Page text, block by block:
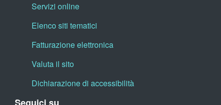
Servizi online
Elenco siti tematici
Fatturazione elettronica
Valuta il sito
Dichiarazione di accessibilità